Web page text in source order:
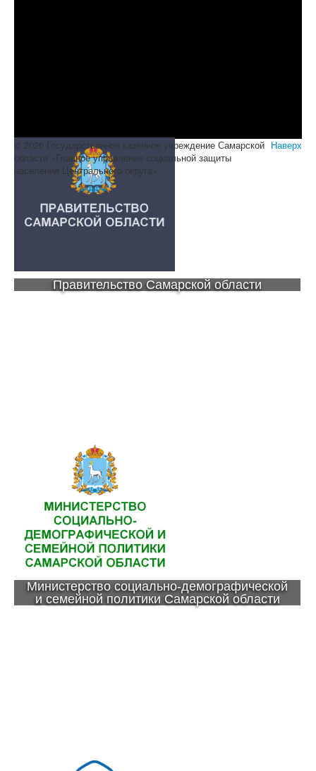
Правительство Самарской области
Министерство социально-демографической
и семейной политики Самарской области
Наверх
© 2026 Государственное казенное учреждение Самарской
области «Главное управление социальной защиты
населения Центрального округа»